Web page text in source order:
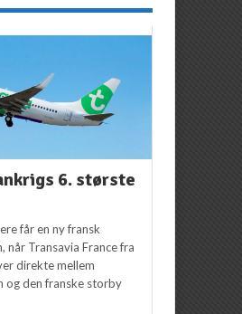
6. største
får en ny fransk
når Transavia France fra
direkte mellem
og den franske storby